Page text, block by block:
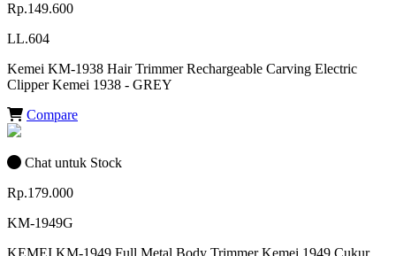
Rp.149.600
LL.604
Kemei KM-1938 Hair Trimmer Rechargeable Carving Electric
Clipper Kemei 1938 - GREY
Compare
Chat untuk Stock
Rp.179.000
KM-1949G